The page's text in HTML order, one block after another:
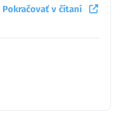
Pokračovať v čítaní